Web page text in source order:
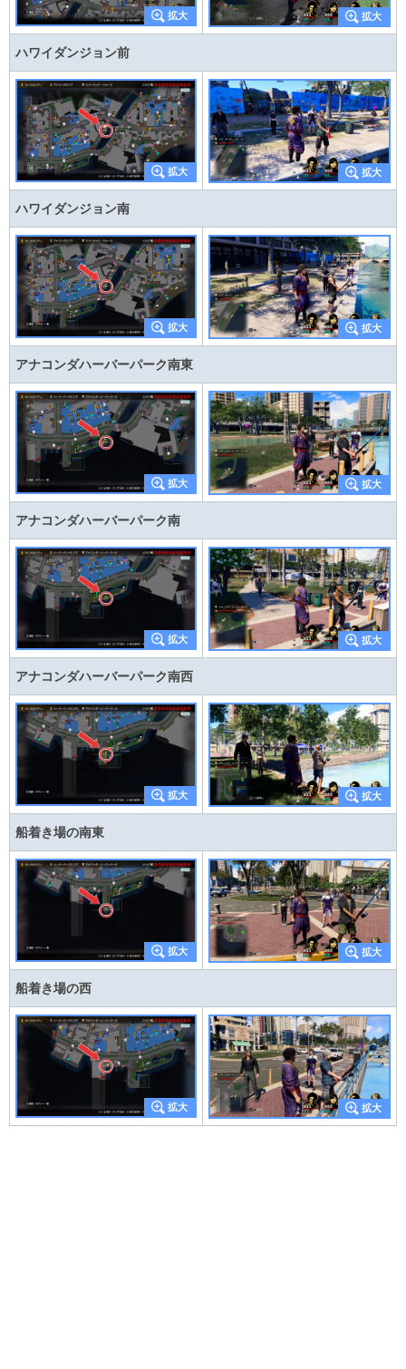
ハワイダンジョン前
ハワイダンジョン南
アナコンダハーバーパーク南東
アナコンダハーバーパーク南
アナコンダハーバーパーク南西
船着き場の南東
船着き場の西